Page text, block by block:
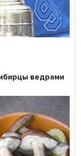
ведрами